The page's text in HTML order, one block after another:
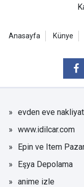
Anasayfa Künye
evden eve nakliyat
www.idilcar.com
Epin ve Item
Eşya Depolama
anime izle